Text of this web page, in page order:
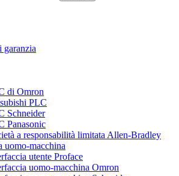
garanzia
di Omron
PLC
Schneider
Panasonic
a responsabilità limitata Allen-Bradley
uomo-macchina
utente Proface
uomo-macchina Omron